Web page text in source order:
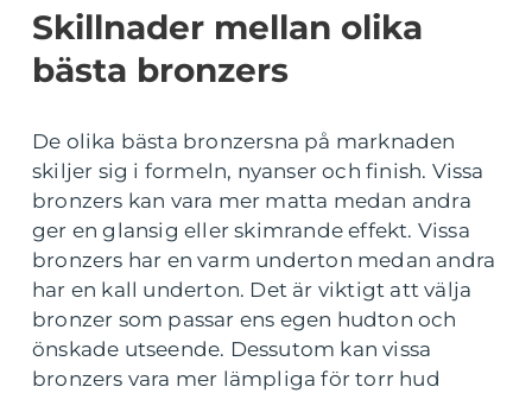
Skillnader mellan olika
bästa bronzers
De olika bästa bronzersna på marknaden
skiljer sig i formeln, nyanser och finish. Vissa
bronzers kan vara mer matta medan andra
ger en glansig eller skimrande effekt. Vissa
bronzers har en varm underton medan andra
har en kall underton. Det är viktigt att välja
bronzer som passar ens egen hudton och
önskade utseende. Dessutom kan vissa
bronzers vara mer lämpliga för torr hud